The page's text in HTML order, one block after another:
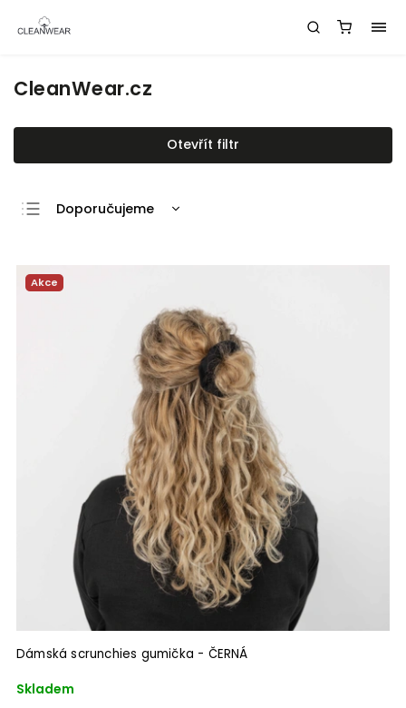
CleanWear.cz
Otevřít filtr
Doporučujeme
Nejprodávanější
Akce
Dámská scrunchies gumička - ČERNÁ
Skladem